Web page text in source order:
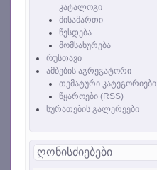
კატალოგი
მისამართი
წესდება
მომსახურება
რუსთავი
ამბების აგრეგატორი
თემატური კატეგორიები
წყაროები (RSS)
სურათების გალერეები
ღონისძიებები